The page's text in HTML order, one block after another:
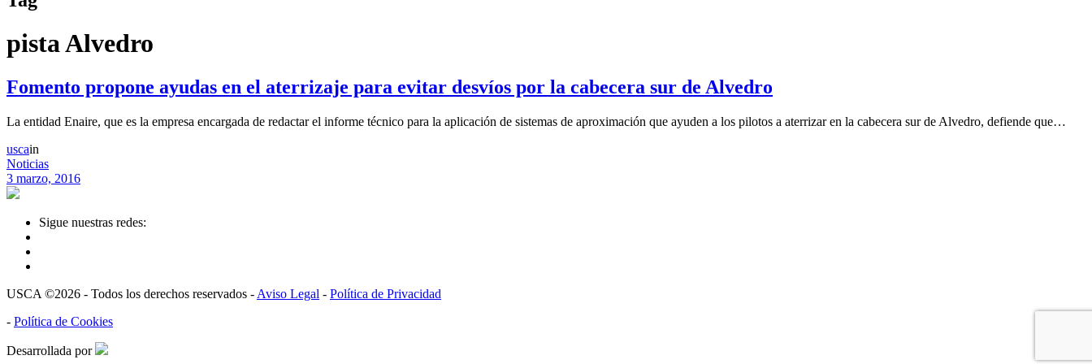
pista Alvedro
Fomento propone ayudas en el aterrizaje para evitar desvíos por la cabecera sur de Alvedro
La entidad Enaire, que es la empresa encargada de redactar el informe técnico para la aplicación de sistemas de aproximación que ayuden a los pilotos a aterrizar en la cabecera sur de Alvedro, defiende que…
uscain
Noticias
3 marzo, 2016
Sigue nuestras redes:
USCA ©2026 - Todos los derechos reservados - Aviso Legal - Política de Privacidad
- Política de Cookies
Desarrollada por